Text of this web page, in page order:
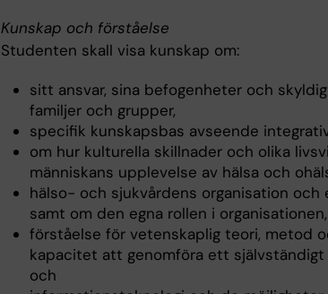
Kunskap och förståelse
Studenten skall visa kunskap om:
sitt ansvar, sina befogenheter och
familjer och grupper,
specifik kunskapsbas avseende
om hur kulturella skillnader och olika
människans upplevelse av hälsa och
hälso- och sjukvårdens organisation och
samt om den egna rollen i organisationen,
förståelse för vetenskaplig teori, metod
kapacitet att genomföra ett
och